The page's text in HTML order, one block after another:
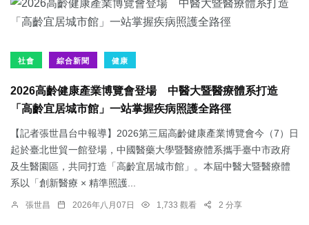
社會 綜合新聞 健康
2026高齡健康產業博覽會登場 中醫大暨醫療體系打造
「高齡宜居城市館」一站掌握疾病照護全路徑
【記者張世昌台中報導】2026第三屆高齡健康產業博覽會今（7）日
起於臺北世貿一館登場，中國醫藥大學暨醫療體系攜手臺中市政府
及生醫園區，共同打造「高齡宜居城市館」。本屆中醫大暨醫療體
系以「創新醫療 × 精準照護...
張世昌 2026年八月07日 1,733 觀看 2 分享